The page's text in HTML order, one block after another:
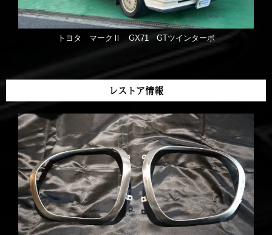
トヨタ マークⅡ GX71 GTツインターボ
レストア情報